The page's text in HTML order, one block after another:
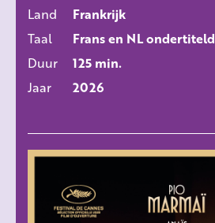
Land
Frankrijk
Taal
Frans en NL ondertiteld
Duur
125 min.
Jaar
2026